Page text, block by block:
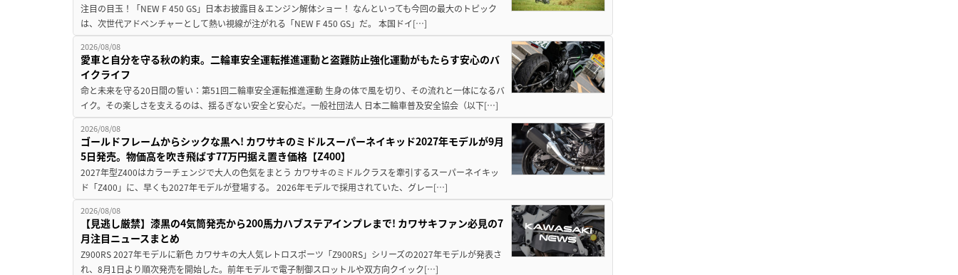
注目の目玉！「NEW F 450 GS」日本お披露目＆エンジン解体ショー！ なんといっても今回の最大のトピック
は、次世代アドベンチャーとして熱い視線が注がれる「NEW F 450 GS」だ。 本国ドイ[…]
2026/08/08
愛車と自分を守る秋の約束。二輪車安全運転推進運動と盗難防止強化運動がもたらす安心のバ
イクライフ
命と未来を守る20日間の誓い：第51回二輪車安全運転推進運動 生身の体で風を切り、その流れと一体になるバ
イク。その楽しさを支えるのは、揺るぎない安全と安心だ。一般社団法人 日本二輪車普及安全協会（以下[…]
2026/08/08
ゴールドフレームからシックな黒へ! カワサキのミドルスーパーネイキッド2027年モデルが9月
5日発売。物価高を吹き飛ばす77万円据え置き価格【Z400】
2027年型Z400はカラーチェンジで大人の色気をまとう カワサキのミドルクラスを牽引するスーパーネイキッ
ド「Z400」に、早くも2027年モデルが登場する。 2026年モデルで採用されていた、グレー[…]
2026/08/08
【見逃し厳禁】漆黒の4気筒発売から200馬力ハブステアインプレまで! カワサキファン必見の7
月注目ニュースまとめ
Z900RS 2027年モデルに新色 カワサキの大人気レトロスポーツ「Z900RS」シリーズの2027年モデルが発表さ
れ、8月1日より順次発売を開始した。前年モデルで電子制御スロットルや双方向クイック[…]